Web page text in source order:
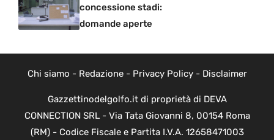
concessione stadi:
domande aperte
Chi siamo - Redazione- Privacy Policy- Disclaimer
Gazzettinodelgolfo.it di proprietà di DEVA
CONNECTION SRL - Via Tata Giovanni 8, 00154 Roma
(RM) - Codice Fiscale e Partita I.V.A. 12658471003